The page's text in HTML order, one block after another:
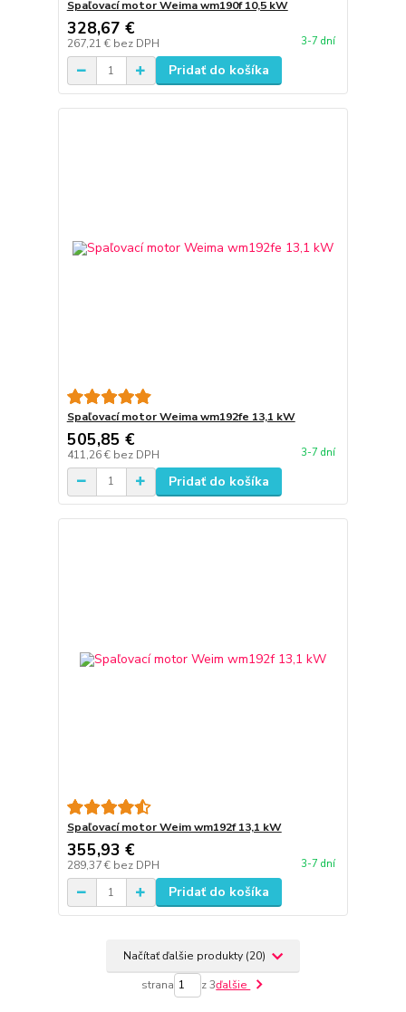
Spaľovací motor Weima wm190f 10,5 kW
328,67 €
267,21 € bez DPH 3-7 dní
Pridať do košíka
Spaľovací motor Weima wm192fe 13,1 kW
505,85 €
411,26 € bez DPH 3-7 dní
Pridať do košíka
Spaľovací motor Weim wm192f 13,1 kW
355,93 €
289,37 € bez DPH 3-7 dní
Pridať do košíka
Načítať ďalšie produkty (20)
strana z 3ďalšie